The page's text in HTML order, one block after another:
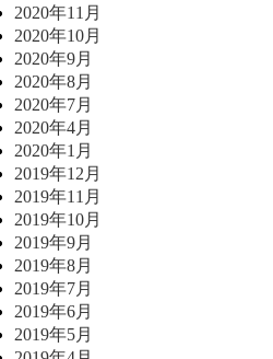
2020年11月
2020年10月
2020年9月
2020年8月
2020年7月
2020年4月
2020年1月
2019年12月
2019年11月
2019年10月
2019年9月
2019年8月
2019年7月
2019年6月
2019年5月